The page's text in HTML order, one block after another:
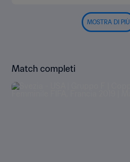
MOSTRA DI PIÙ
Match completi